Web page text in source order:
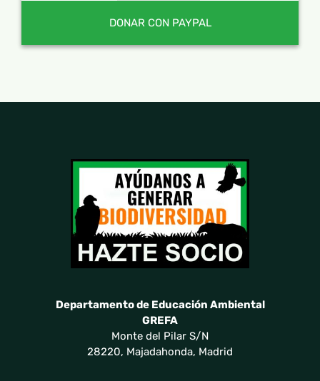
Departamento de Educación Ambiental
GREFA
Monte del Pilar S/N
28220, Majadahonda, Madrid